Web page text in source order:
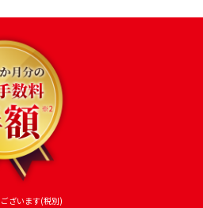
ざいます(税別)